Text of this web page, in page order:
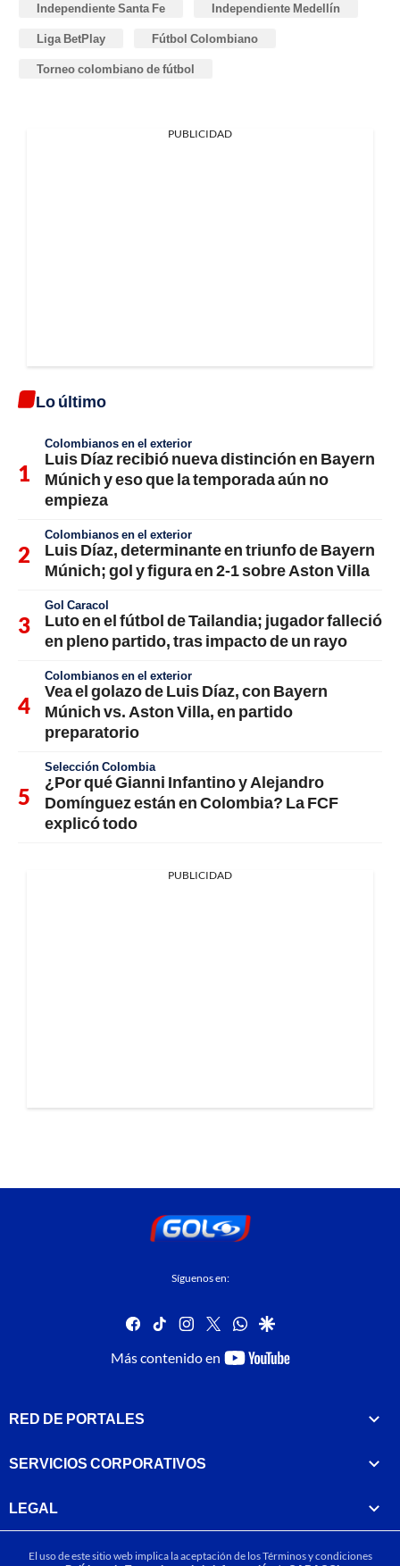
Independiente Santa Fe Independiente Medellín
Liga BetPlay Fútbol Colombiano
Torneo colombiano de fútbol
PUBLICIDAD
Lo último
Colombianos en el exterior
Luis Díaz recibió nueva distinción en Bayern
Múnich y eso que la temporada aún no
empieza
Colombianos en el exterior
Luis Díaz, determinante en triunfo de Bayern
Múnich; gol y figura en 2-1 sobre Aston Villa
Gol Caracol
Luto en el fútbol de Tailandia; jugador falleció
en pleno partido, tras impacto de un rayo
Colombianos en el exterior
Vea el golazo de Luis Díaz, con Bayern
Múnich vs. Aston Villa, en partido
preparatorio
Selección Colombia
¿Por qué Gianni Infantino y Alejandro
Domínguez están en Colombia? La FCF
explicó todo
PUBLICIDAD
Síguenos en:
facebook
tiktok instagram
twitterwhatsapp
google
Más contenido en
youtube-
RED DE PORTALES
SERVICIOS CORPORATIVOS
LEGAL
El uso de este sitio web implica la aceptación de losTérminos y condiciones